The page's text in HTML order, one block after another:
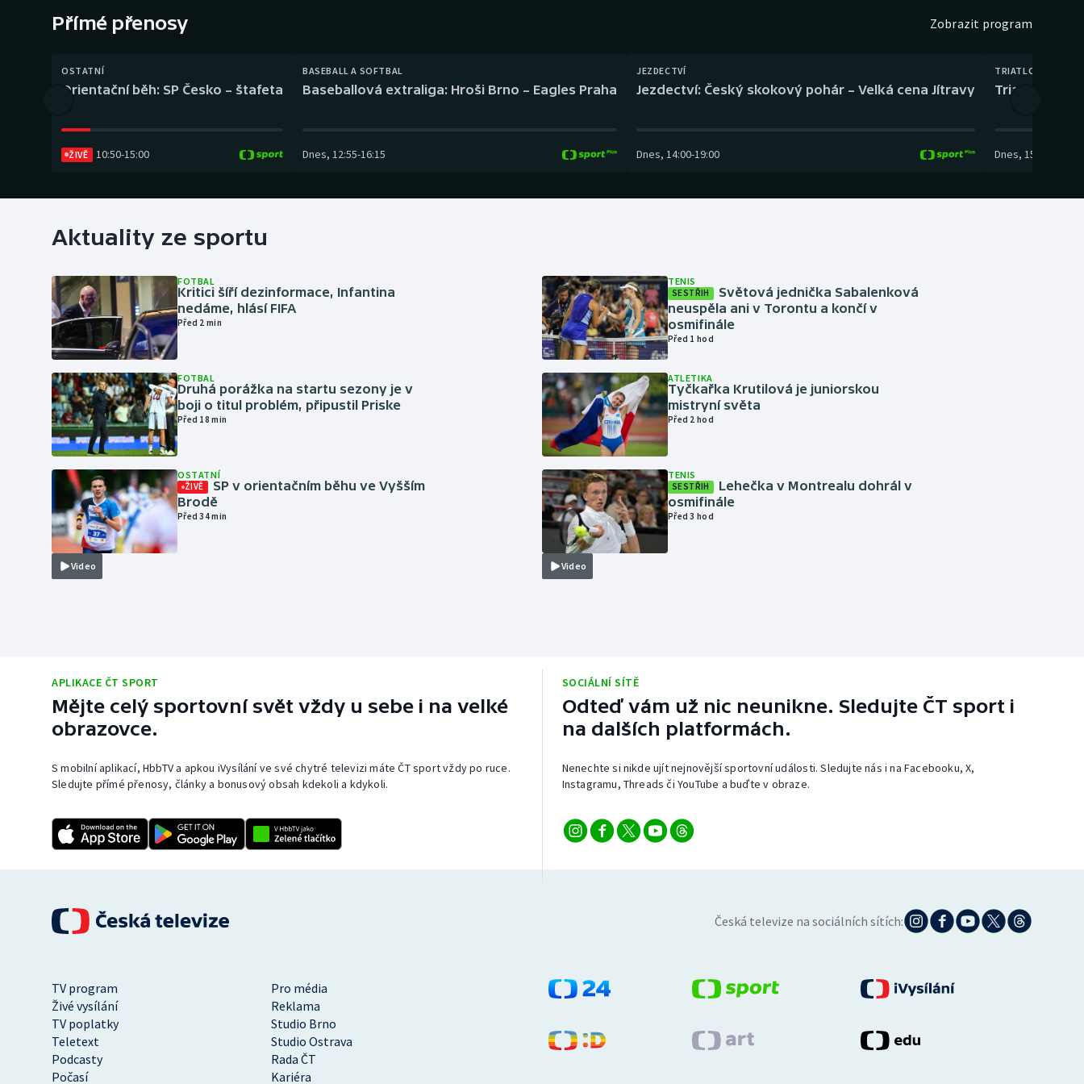
Florbal
Golf
Gymnastika
Olympijské hry
Plážový volejbal
Vodní slalom
Ostatní
Přímé přenosy Zobrazit program
OSTATNÍ
Orientační běh: SP Česko – štafeta
ŽIVĚ 10:50-15:00
BASEBALL A SOFTBAL
Baseballová extraliga: Hroši Brno – Eagles Praha
Dnes, 12:55-16:15
JEZDECTVÍ
Jezdectví: Český skokový pohár – Velká cena Jítravy
Dnes, 14:00-19:00
TRIATLON
Triatlon:
Dnes, 15:00
Aktuality ze sportu
FOTBAL
Kritici šíří dezinformace, Infantina
nedáme, hlásí FIFA
Před 2 min
FOTBAL
Druhá porážka na startu sezony je v
boji o titul problém, připustil Priske
Před 18 min
Video
OSTATNÍ
ŽIVĚ
SP v orientačním běhu ve Vyšším
Brodě
Před 34 min
TENIS
SESTŘIH
Světová jednička Sabalenková
neuspěla ani v Torontu a končí v
osmifinále
Před 1 hod
ATLETIKA
Tyčkařka Krutilová je juniorskou
mistryní světa
Před 2 hod
Video
TENIS
SESTŘIH
Lehečka v Montrealu dohrál v
osmifinále
Před 3 hod
APLIKACE ČT SPORT
Mějte celý sportovní svět vždy u sebe i na velké
obrazovce.
S mobilní aplikací, HbbTV a apkou iVysílání ve své chytré televizi máte ČT sport vždy po ruce.
Sledujte přímé přenosy, články a bonusový obsah kdekoli a kdykoli.
SOCIÁLNÍ SÍTĚ
Odteď vám už nic neunikne. Sledujte ČT sport i
na dalších platformách.
Nenechte si nikde ujít nejnovější sportovní události. Sledujte nás i na Facebooku, X,
Instagramu, Threads či YouTube a buďte v obraze.
Česká televize na sociálních sítích:
TV program
Pro média
Živé vysílání
Reklama
TV poplatky
Studio Brno
Teletext
Studio Ostrava
Podcasty
Rada ČT
Počasí
Kariéra